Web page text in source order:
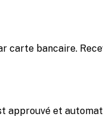
carte bancaire.
approuvé et